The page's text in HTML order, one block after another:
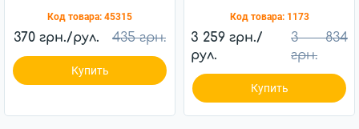
Код товара: 45315
370 грн./рул. 435 грн.
Купить
85г/м2 (75м2)
Код товара: 1173
3 259 грн./
рул.
3 834
грн.
Купить